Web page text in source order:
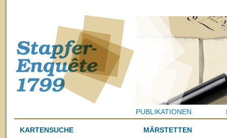
PUBLIKATIONEN
KARTENSUCHE
MÄRSTETTEN